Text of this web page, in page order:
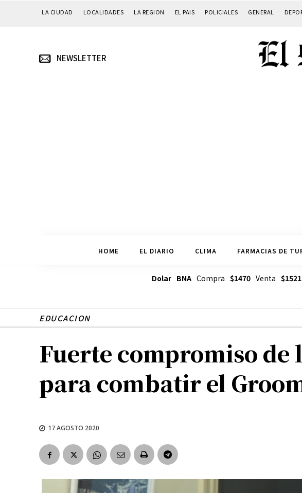
LA CIUDAD LOCALIDADES LA REGION EL PAIS POLICIALES GENERAL
NEWSLETTER
HOME EL DIARIO CLIMA FARMACIAS DE
Dolar BNACompra $1470Venta $1521
EDUCACION
Fuerte compromiso de
para combatir el
17 AGOSTO 2020